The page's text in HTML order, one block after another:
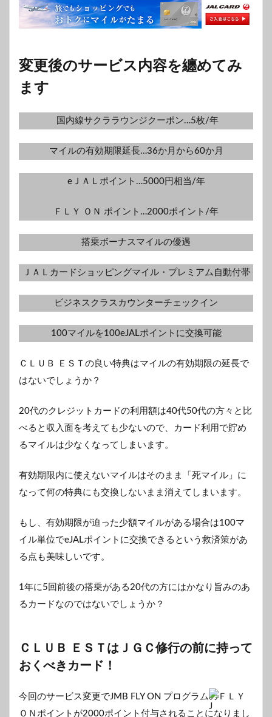
変更後のサービス内容を纏めてみ
ます
国内線サクララウンジクーポン…5枚/年
マイルの有効期限延長…36か月から60か月
eＪＡＬポイント…5000円相当/年
ＦＬＹ ＯＮ ポイント…2000ポイント/年
搭乗ボーナスマイルの優遇
ＪＡＬカードショッピングマイル・プレミアム自動付帯
ビジネスクラスカウンターチェックイン
100マイルを100eJALポイントに交換可能
ＣＬＵＢ ＥＳＴの良い特典はマイルの有効期限の延長で
はないでしょうか？
20代のクレジットカードの利用額は40代50代の方々と比
べると収入面を考えても少ないので、カード利用で貯め
るマイルは少なくなってしまいます。
有効期限内に使えないマイルはそのまま「死マイル」に
なって何の特典にも交換しないまま消えてしまいます。
もし、有効期限が迫った少額マイルがある場合は100マ
イル単位でeJALポイントに交換できるという救済策があ
る点も美味しいです。
1年に5回前後の搭乗がある20代の方にはかなり旨みのあ
るカードなのではないでしょうか？
ＣＬＵＢ ＥＳＴはＪＧＣ修行の前に持って
おくべきカード！
今回のサービス変更でJMB FLY ON プログラムのＦＬＹ
ＯＮポイントが2000ポイント付与されることになりまし